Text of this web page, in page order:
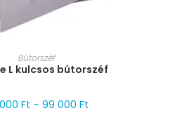
VÁLASZTÁSA
Bútorszéf
L kulcsos bútorszéf
Ft – 99 000 Ft